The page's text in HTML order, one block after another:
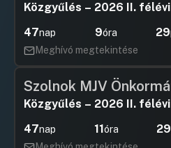
Közgyűlés – 2026 II.
47nap 9óra 29
Meghívó megtekintése
Szolnok MJV
Közgyűlés – 2026 II.
47nap 11óra 29